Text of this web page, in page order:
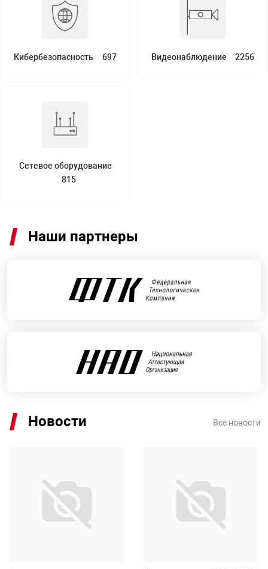
Кибербезопасность 697 Видеонаблюдение 2256
Сетевое оборудование
815
Наши партнеры
Новости Все новости